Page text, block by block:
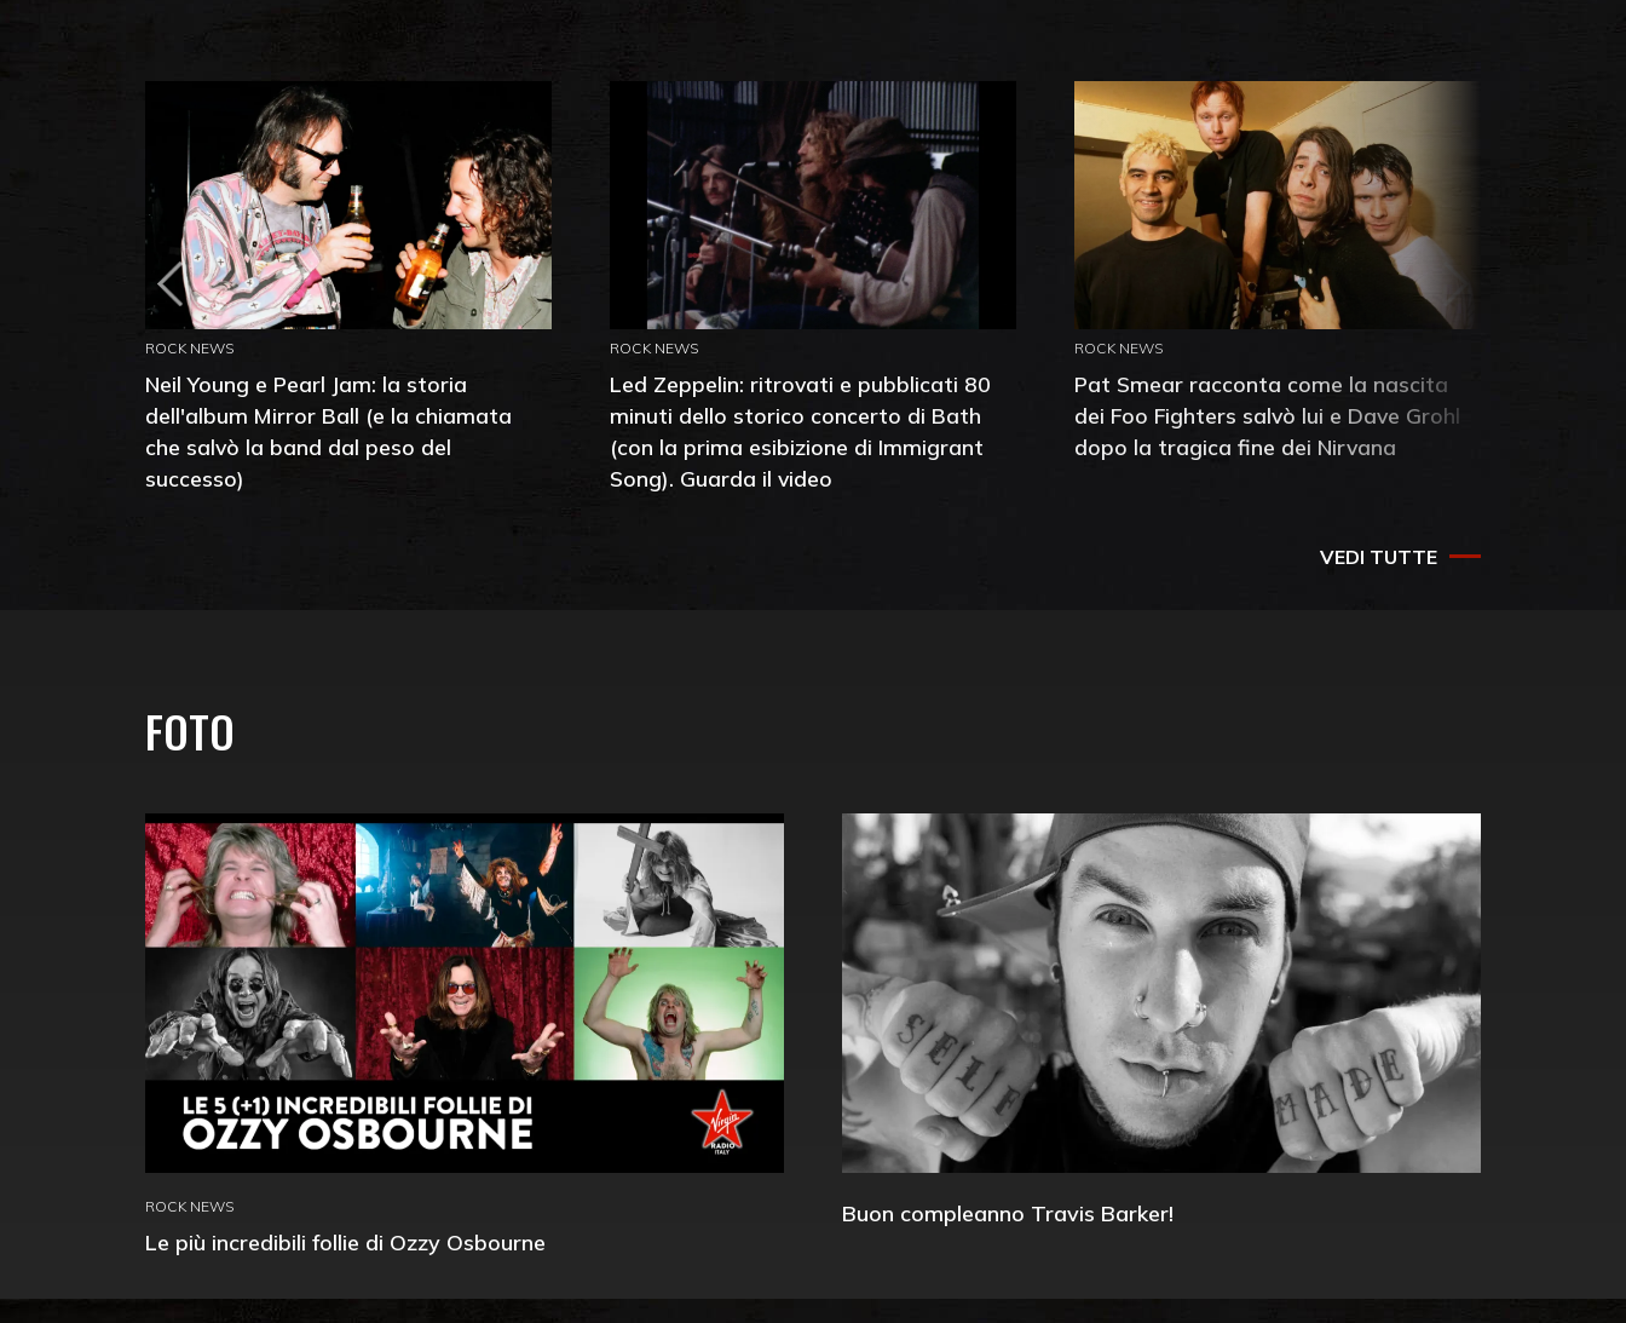
ROCK NEWS
Neil Young e Pearl Jam: la storia
dell'album Mirror Ball (e la chiamata
che salvò la band dal peso del
successo)
ROCK NEWS
Led Zeppelin: ritrovati e pubblicati 80
minuti dello storico concerto di Bath
(con la prima esibizione di Immigrant
Song). Guarda il video
ROCK NEWS
Pat Smear racconta come la nascita
dei Foo Fighters salvò lui e Dave Grohl
dopo la tragica fine dei Nirvana
VEDI TUTTE
FOTO
ROCK NEWS
Le più incredibili follie di Ozzy Osbourne
Buon compleanno Travis Barker!